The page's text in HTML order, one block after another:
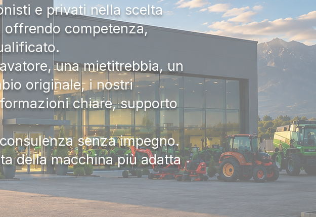
e privati nella scelta
competenza,
una mietitrebbia, un
originale, i nostri
chiare, supporto
senza impegno.
della macchina più adatta